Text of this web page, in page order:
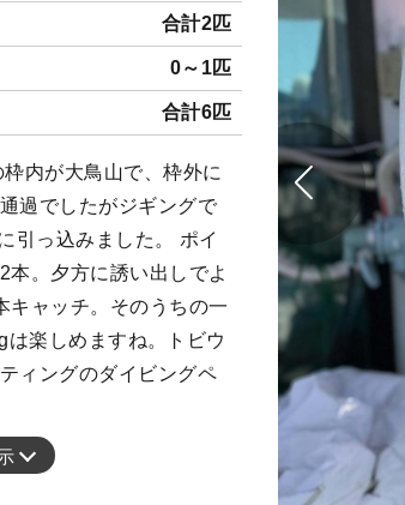
合計2匹
0～1匹
合計6匹
内が大鳥山で、枠外に
過でしたがジギングで
引っ込みました。 ポイ
本。夕方に誘い出しでよ
キャッチ。そのうちの一
楽しめますね。トビウ
ィングのダイビングペ